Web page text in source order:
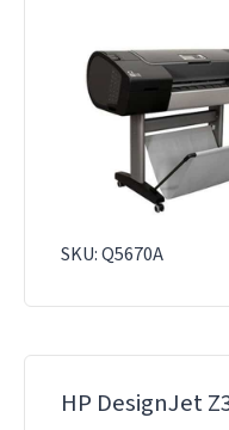
SKU: Q5670A
HP DesignJet